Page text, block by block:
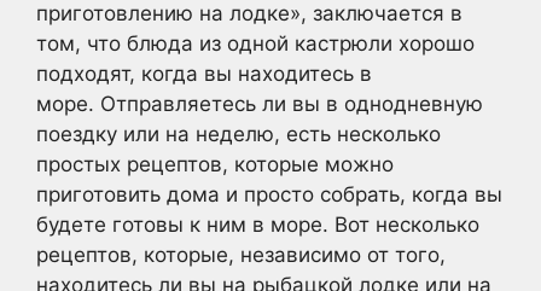
приготовлению на лодке», заключается в
том, что блюда из одной кастрюли хорошо
подходят, когда вы находитесь в
море. Отправляетесь ли вы в однодневную
поездку или на неделю, есть несколько
простых рецептов, которые можно
приготовить дома и просто собрать, когда вы
будете готовы к ним в море. Вот несколько
рецептов, которые, независимо от того,
находитесь ли вы на рыбацкой лодке или на